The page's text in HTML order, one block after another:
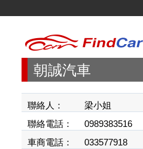
朝誠汽車
聯絡人：
梁小姐
聯絡電話：
0989383516
車商電話：
033577918